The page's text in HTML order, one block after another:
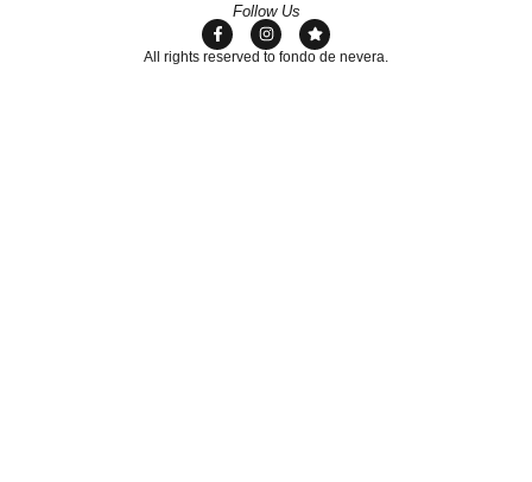
Follow Us
All rights reserved to fondo de nevera.